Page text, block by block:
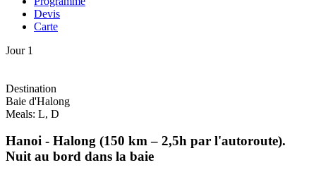
Devis
Carte
Jour 1
Destination
Baie d'Halong
Meals: L, D
Hanoi - Halong (150 km – 2,5h par l'autoroute).
Nuit au bord dans la baie